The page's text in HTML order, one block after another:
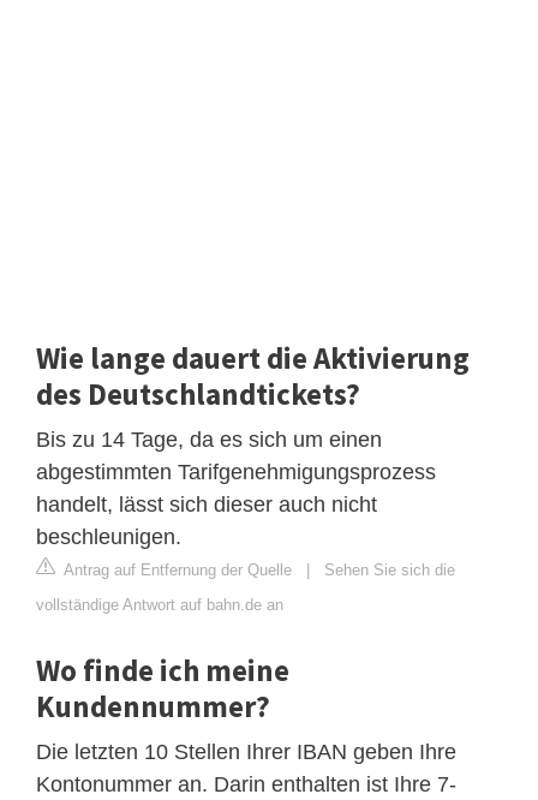
Wie lange dauert die Aktivierung
des Deutschlandtickets?
Bis zu 14 Tage, da es sich um einen
abgestimmten Tarifgenehmigungsprozess
handelt, lässt sich dieser auch nicht
beschleunigen.
Antrag auf Entfernung der Quelle | Sehen Sie sich die
vollständige Antwort auf bahn.de an
Wo finde ich meine
Kundennummer?
Die letzten 10 Stellen Ihrer IBAN geben Ihre
Kontonummer an. Darin enthalten ist Ihre 7-